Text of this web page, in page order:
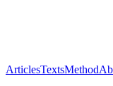
ArticlesTextsMethod